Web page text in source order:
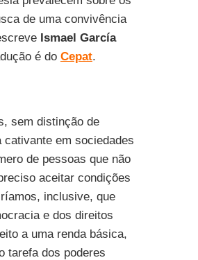
de uma convivência
Ismael García
é do Cepat.
sem distinção de
em sociedades
de pessoas que não
aceitar condições
inclusive, que
e dos direitos
a uma renda básica,
tarefa dos poderes